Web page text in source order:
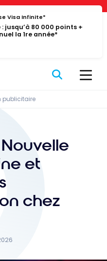
Visa Infinite*
jusqu’à 80 000 points +
la 1re année*
publicitaire
Nouvelle
et
chez